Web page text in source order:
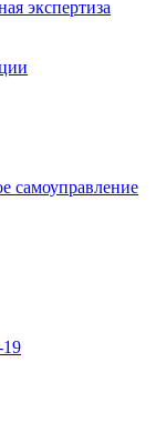
экспертиза
самоуправление